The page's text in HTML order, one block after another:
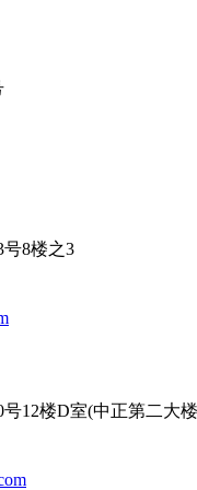
8楼之3
12楼D室(中正第二大